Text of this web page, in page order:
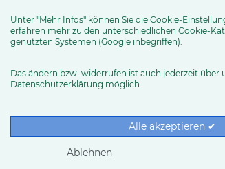
Weitere
Unter "Mehr Infos" können Sie die Cookie-
erfahren mehr zu den unterschiedlichen Cookie-
genutzten Systemen (Google inbegriffen).
Das ändern bzw. widerrufen ist auch jederzeit über
Datenschutzerklärung möglich.
Alle akzeptieren ✔
Ablehnen